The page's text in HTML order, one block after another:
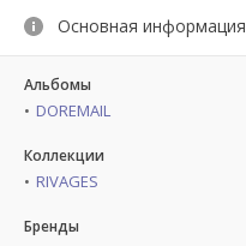
Основная информация
Альбомы
DOREMAIL
Коллекции
RIVAGES
Бренды